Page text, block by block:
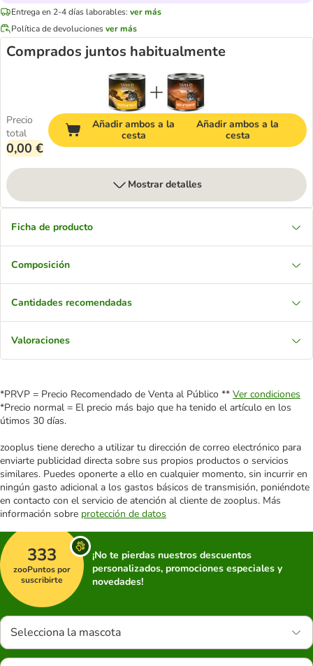
Entrega en 2-4 días laborables: ver más
Política de devolucionesver más
Comprados juntos habitualmente
Precio
total
0,00 €
Añadir ambos a la
cesta
Añadir ambos a la
cesta
Mostrar detalles
Ficha de producto
Composición
Cantidades recomendadas
Valoraciones
*PRVP = Precio Recomendado de Venta al Público ** Ver condiciones
*Precio normal = El precio más bajo que ha tenido el artículo en los
útimos 30 días.
zooplus tiene derecho a utilizar tu dirección de correo electrónico para
enviarte publicidad directa sobre sus propios productos o servicios
similares. Puedes oponerte a ello en cualquier momento, sin incurrir en
ningún gasto adicional a los gastos básicos de transmisión, poniéndote
en contacto con el servicio de atención al cliente de zooplus. Más
información sobre protección de datos
333
zooPuntos por
suscribirte
¡No te pierdas nuestros descuentos
personalizados, promociones especiales y
novedades!
Selecciona la mascota